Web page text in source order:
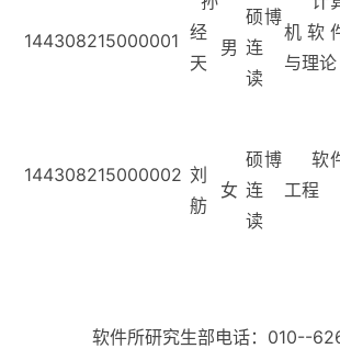
144308215000001 经
天
男
硕博
连
读
机软
与理论
144308215000002 刘
舫
女
硕博
连
读
软
工程
软件所研究生部电话： 010--